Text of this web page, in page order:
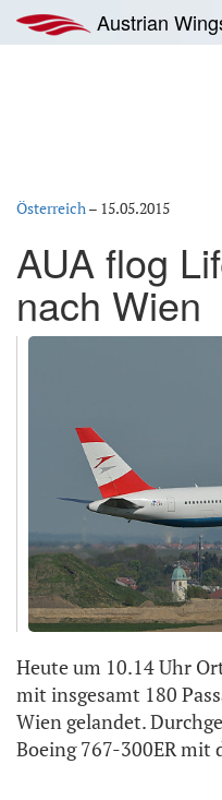
Inhalt
springen
Austrian
Österreich– 15.05.2015
AUA flog
nach Wien
Heute um 10.14 Uhr
mit insgesamt 180
Wien gelandet.
Boeing 767-300ER mit